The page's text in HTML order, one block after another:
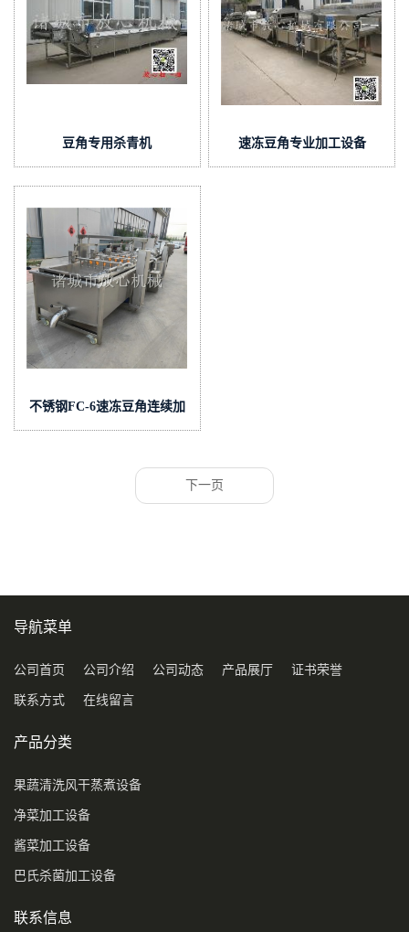
豆角专用杀青机 速冻豆角专业加工设备
不锈钢FC-6速冻豆角连续加
工设备
下一页
导航菜单
公司首页 公司介绍 公司动态 产品展厅 证书荣誉
联系方式 在线留言
产品分类
果蔬清洗风干蒸煮设备
净菜加工设备
酱菜加工设备
巴氏杀菌加工设备
联系信息